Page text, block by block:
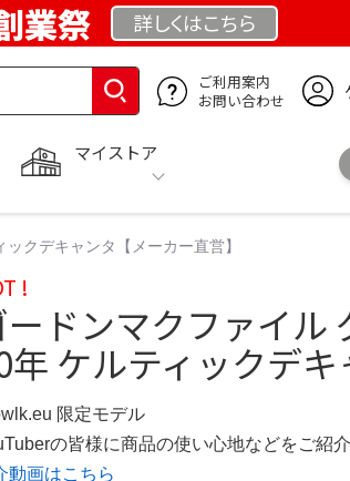
業祭 詳しくはこちら
ご利用案内
お問い合わせ
マイストア
クデキャンタ【メーカー直営】
!
ードンマクファイル
年 ケルティックデキ
限定モデル
の皆様に商品の使い心地などをご紹
動画はこちら